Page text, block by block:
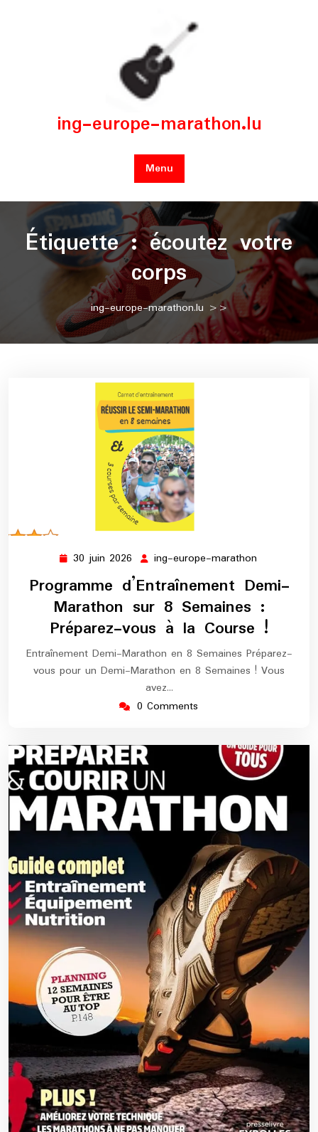
ing-europe-marathon.lu
Menu
Étiquette :écoutez votre
corps
ing-europe-marathon.lu >>
30 juin 2026 30
juin
2026
ing-europe-marathon
europe-
marathon
Programme d’Entraînement Demi-
Marathon sur 8 Semaines :
Préparez-vous à la Course !
Entraînement Demi-Marathon en 8 Semaines Préparez-
vous pour un Demi-Marathon en 8 Semaines ! Vous
avez…
0 Comments